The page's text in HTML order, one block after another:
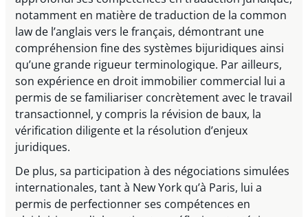
notamment en matière de traduction de la common
law de l’anglais vers le français, démontrant une
compréhension fine des systèmes bijuridiques ainsi
qu’une grande rigueur terminologique. Par ailleurs,
son expérience en droit immobilier commercial lui a
permis de se familiariser concrètement avec le travail
transactionnel, y compris la révision de baux, la
vérification diligente et la résolution d’enjeux
juridiques.
De plus, sa participation à des négociations simulées
internationales, tant à New York qu’à Paris, lui a
permis de perfectionner ses compétences en